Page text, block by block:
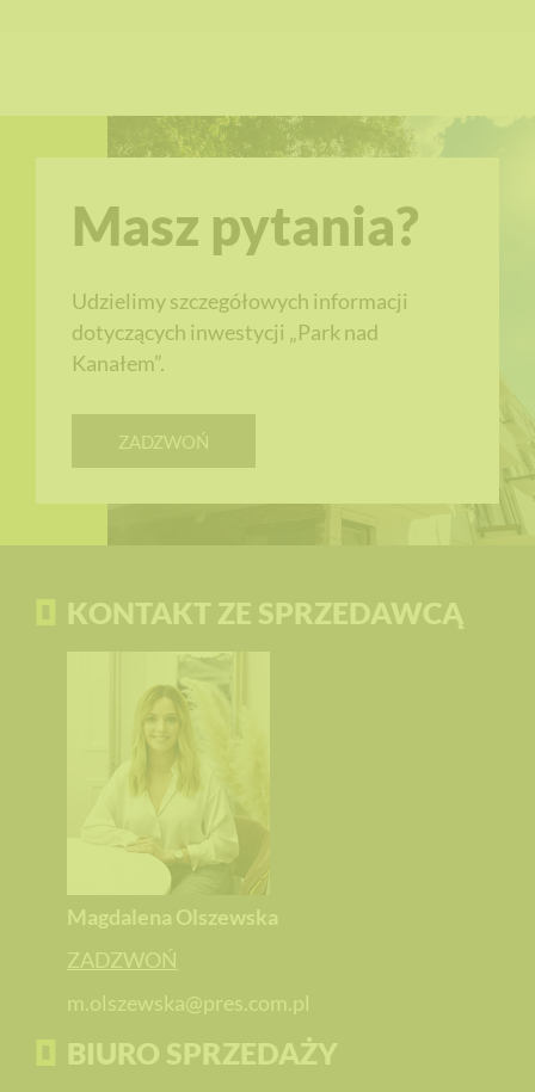
Masz pytania?
Udzielimy szczegółowych informacji
dotyczących inwestycji „Park nad
Kanałem”.
ZADZWOŃ
KONTAKT ZE SPRZEDAWCĄ
Magdalena Olszewska
ZADZWOŃ
m.olszewska@pres.com.pl
BIURO SPRZEDAŻY